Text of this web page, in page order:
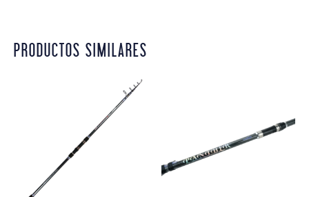
PRODUCTOS SIMILARES